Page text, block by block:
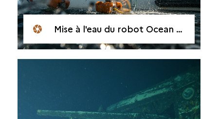
Mise à l'eau du robot Ocean One